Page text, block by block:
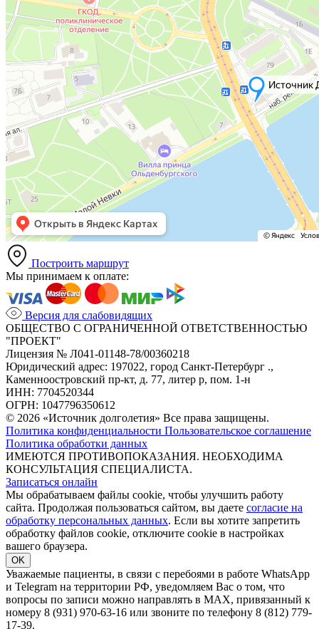
Построить маршрут
Мы принимаем к оплате:
Версия для слабовидящих
ОБЩЕСТВО С ОГРАНИЧЕННОЙ ОТВЕТСТВЕННОСТЬЮ
"ПРОЕКТ"
Лицензия № Л041-01148-78/00360218
Юридический адрес: 197022, город Санкт-Петербург .,
Каменноостровский пр-кт, д. 77, литер р, пом. 1-н
ИНН: 7704520344
ОГРН: 1047796350612
© 2026 «Источник долголетия» Все права защищены.
Политика конфиденциальности Пользовательское соглашение
Политика обработки данных
ИМЕЮТСЯ ПРОТИВОПОКАЗАНИЯ. НЕОБХОДИМА
КОНСУЛЬТАЦИЯ СПЕЦИАЛИСТА.
Записаться онлайн
Мы обрабатываем файлы cookie, чтобы улучшить работу
сайта. Продолжая пользоваться сайтом, вы даете согласие на
обработку персональных данных. Если вы хотите запретить
обработку файлов cookie, отключите cookie в настройках
вашего браузера.
OK
Уважаемые пациенты, в связи с перебоями в работе WhatsApp
и Telegram на территории РФ, уведомляем Вас о том, что
вопросы по записи можно направлять в MAX, привязанный к
номеру 8 (931) 970-63-16 или звоните по телефону 8 (812) 779-
17-39.